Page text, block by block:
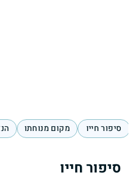
סיפור חייו מקום מנוחתו
סיפור חייו